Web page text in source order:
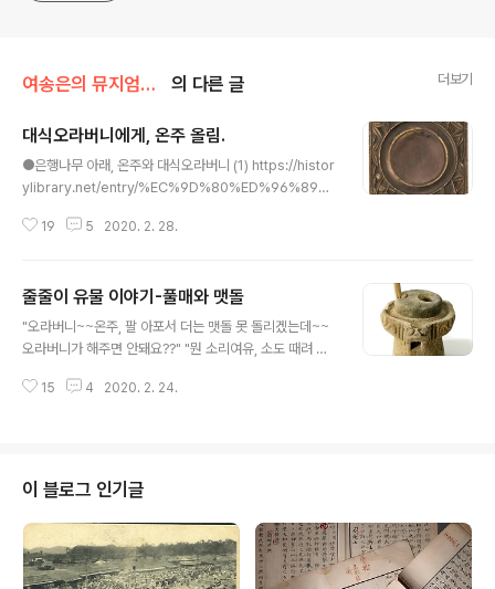
여송은의 뮤지엄톡톡 의 다른 글 더보기
대식오라버니에게, 온주 올림.
●은행나무 아래, 온주와 대식오라버니 (1) https://histor
ylibrary.net/entry/%EC%9D%80%ED%96%89%
E%98-%EC%98%A8%EC%A3%BC%EC%99%8
rary.net/entry/%EC%9D%80%ED%96%89%EB%
82%98%EB%AC%B4-%EC%95%84%EB%9E%9
8-%EC%98%A8%EC%A3%BC%EC%99%80-%E
D%BC%EB%B2%84%EB%8B%88%EC%B5%9
19 5 2020. 2. 28.
줄줄이 유물 이야기-풀매와 맷돌
"오라버니~~온주, 팔 아포서 더는 맷돌 못 돌리겠는데~~
오라버니가 해주면 안돼요??" "뭔 소리여유, 소도 때려 잡
"알았어유. 우리 고운 아가씨 옷에 먹일 풀 만드는거니, 지
해 물에 불린 쌀이나 밀을 가는 작은 맷돌로 ‘풀매’라고 한
다. 위짝에 갈 것을 넣고, 매손(맷돌 손잡이)을 잡고 돌리면,
곱게곱게 갈려 아래짝 고랑을 따라 흘러, 쭉 내밀고 있는 용
의 입으로 나온다. 그냥 '맷돌'이라고 부르기에는 뭔가 섭섭
하다. '풀을 만들 때 사용하는..
15 4 2020. 2. 24.
이 블로그 인기글